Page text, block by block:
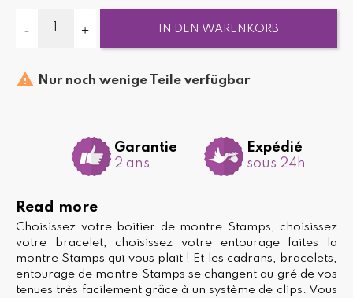
IN DEN WARENKORB
 Nur noch wenige Teile verfügbar
Garantie
2 ans
Expédié
sous 24h
Read more
Choisissez votre boitier de montre Stamps, choisissez
votre bracelet, choisissez votre entourage faites la
montre Stamps qui vous plait ! Et les cadrans, bracelets,
entourage de montre Stamps se changent au gré de vos
tenues très facilement grâce à un système de clips. Vous